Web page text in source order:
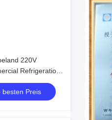
220V
Refrigeration
Cooled Condenser
besten Preis